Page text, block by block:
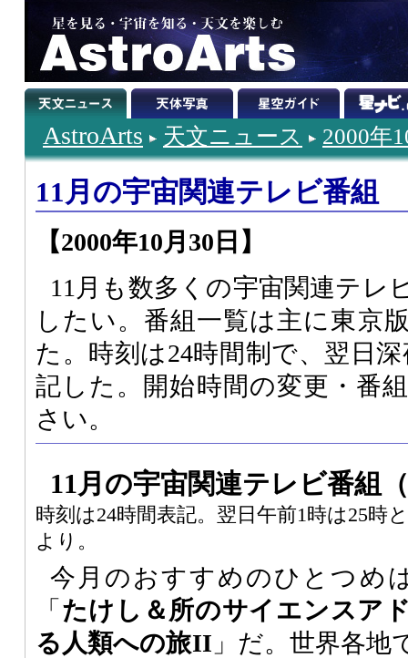
AstroArts 天文ニュース 2000年
11月の宇宙関連テレビ番組
【2000年10月30日】
11月も数多くの宇宙関連テレ
したい。番組一覧は主に東京
た。時刻は24時間制で、翌日
記した。開始時間の変更・番
さい。
11月の宇宙関連テレビ番組
時刻は24時間表記。翌日午前1時は25時
より。
今月のおすすめのひとつめ
「 たけし＆所のサイエンスア
る人類への旅II 」だ。世界各地